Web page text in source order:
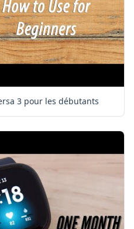
3 pour les débutants